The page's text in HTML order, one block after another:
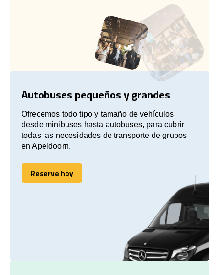
Autobuses pequeños y grandes
Ofrecemos todo tipo y tamaño de vehículos,
desde minibuses hasta autobuses, para cubrir
todas las necesidades de transporte de grupos
en Apeldoorn.
Reserve hoy
Reserve hoy